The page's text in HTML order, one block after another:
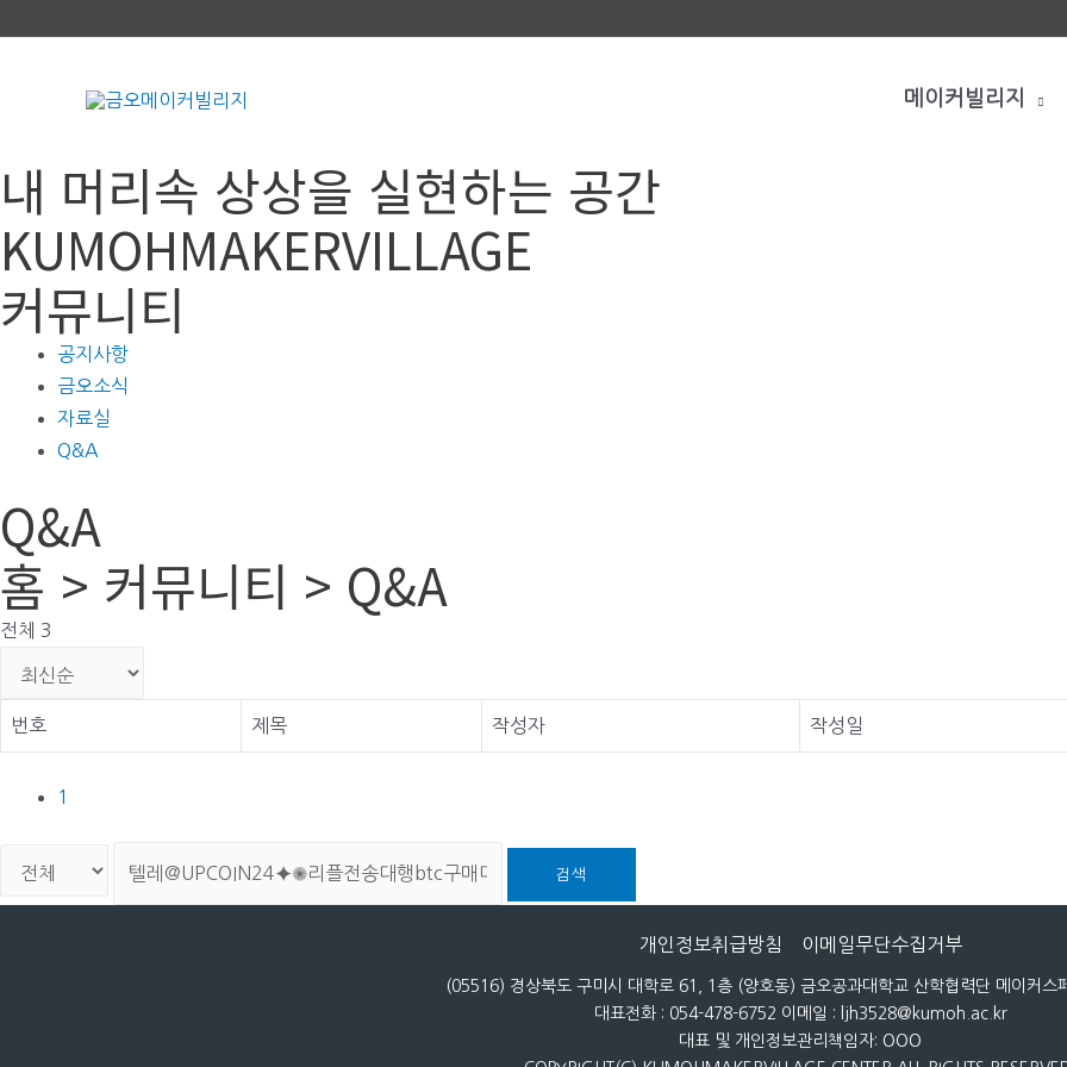
너
뛰
기
메이커빌리지
내 머리속 상상을 실현하는 공간
KUMOHMAKERVILLAGE
커뮤니티
공지사항
금오소식
자료실
Q&A
Q&A
홈 > 커뮤니티 > Q&A
전체 3
번호 제목 작성자 작성일
1
검색
개인정보취급방침 이메일무단수집거부
(05516) 경상북도 구미시 대학로 61, 1층 (양호동) 금오공과대학교 산학협력단 메이커스
대표전화 : 054-478-6752 이메일 : ljh3528@kumoh.ac.kr
대표 및 개인정보관리책임자: OOO